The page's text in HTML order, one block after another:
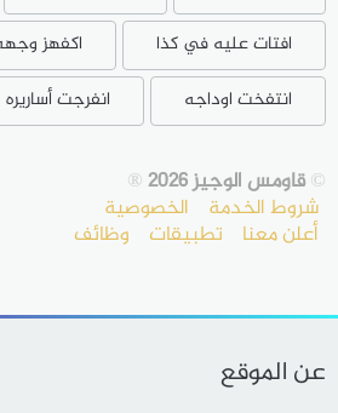
افتات عليه في كذا
اكفهز
انتفخت اوداجه
انفرجت أساريره
©قاومس الوجيز 2026 ®
شروط الخدمة الخصوصية
أعلن معنا تطبيقات وظائف
عن الموقع